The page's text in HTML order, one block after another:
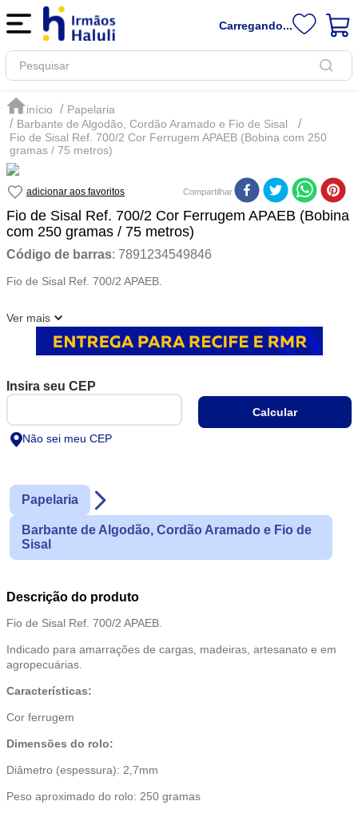
Carregando...
Pesquisar
Papelaria
Barbante de Algodão, Cordão Aramado e Fio de Sisal
Fio de Sisal Ref. 700/2 Cor Ferrugem APAEB (Bobina com 250
gramas / 75 metros)
Compartilhar
Fio de Sisal Ref. 700/2 Cor Ferrugem APAEB (Bobina
com 250 gramas / 75 metros)
Código de barras: 7891234549846
Fio de Sisal Ref. 700/2 APAEB.
Ver mais
Não sei meu CEP
Papelaria
Barbante de Algodão, Cordão Aramado e Fio de
Sisal
Descrição do produto
Fio de Sisal Ref. 700/2 APAEB.
Indicado para amarrações de cargas, madeiras, artesanato e em
agropecuárias.
Características:
Cor ferrugem
Dimensões do rolo:
Diâmetro (espessura): 2,7mm
Peso aproximado do rolo: 250 gramas